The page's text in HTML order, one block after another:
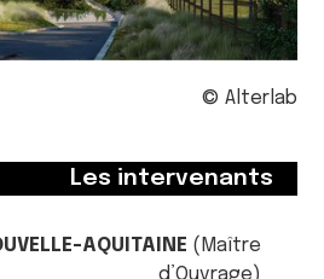
© Alterlab
Les intervenants
AQUITAINE (Maître
d’Ouvrage)